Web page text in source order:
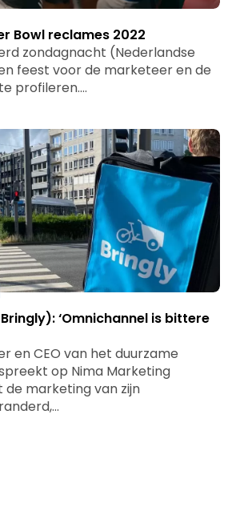
Bowl reclames 2022
zondagnacht (Nederlandse
feest voor de marketeer en de
profileren.…
‘Omnichannel is bittere
en CEO van het duurzame
op Nima Marketing
de marketing van zijn